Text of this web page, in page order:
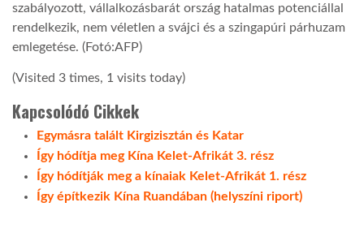
GLOBOBOOK
szabályozott, vállalkozásbarát ország hatalmas potenciállal
rendelkezik, nem véletlen a svájci és a szingapúri párhuzam
emlegetése. (Fotó:AFP)
(Visited 3 times, 1 visits today)
Kapcsolódó Cikkek
Egymásra talált Kirgizisztán és Katar
Így hódítja meg Kína Kelet-Afrikát 3. rész
Így hódítják meg a kínaiak Kelet-Afrikát 1. rész
Így építkezik Kína Ruandában (helyszíni riport)